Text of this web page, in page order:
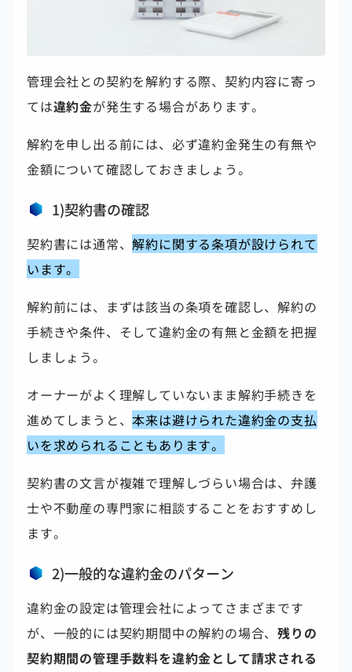
管理会社との契約を解約する際、契約内容に寄っ
ては違約金が発生する場合があります。
解約を申し出る前には、必ず違約金発生の有無や
金額について確認しておきましょう。
1)契約書の確認
契約書には通常、解約に関する条項が設けられて
います。
解約前には、まずは該当の条項を確認し、解約の
手続きや条件、そして違約金の有無と金額を把握
しましょう。
オーナーがよく理解していないまま解約手続きを
進めてしまうと、本来は避けられた違約金の支払
いを求められることもあります。
契約書の文言が複雑で理解しづらい場合は、弁護
士や不動産の専門家に相談することをおすすめし
ます。
2)一般的な違約金のパターン
違約金の設定は管理会社によってさまざまです
が、一般的には契約期間中の解約の場合、残りの
契約期間の管理手数料を違約金として請求される